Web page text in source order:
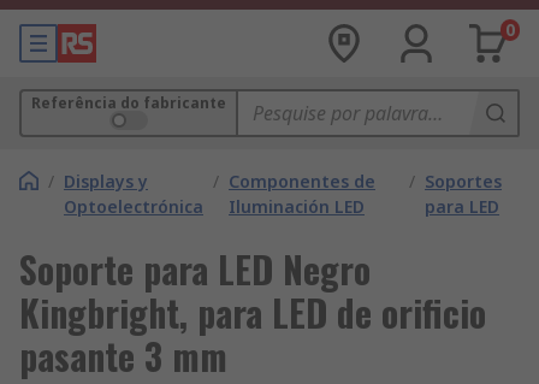
0
Referência do fabricante
/ Displays y
Optoelectrónica
/ Componentes de
Iluminación LED
/ Soportes
para LED
Soporte para LED Negro
Kingbright, para LED de orificio
pasante 3 mm